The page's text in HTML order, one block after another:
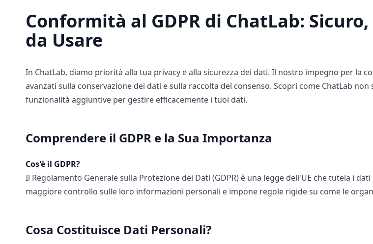
Conformità al GDPR di ChatLab:
da Usare
In ChatLab, diamo priorità alla tua privacy e alla sicurezza dei dati. Il nostro impegno per la
avanzati sulla conservazione dei dati e sulla raccolta del consenso. Scopri come ChatLab
funzionalità aggiuntive per gestire efficacemente i tuoi dati.
Comprendere il GDPR e la Sua Importanza
Cos'è il GDPR?
Il Regolamento Generale sulla Protezione dei Dati (GDPR) è una legge dell'UE che tutela i
maggiore controllo sulle loro informazioni personali e impone regole rigide su come le
Cosa Costituisce Dati Personali?